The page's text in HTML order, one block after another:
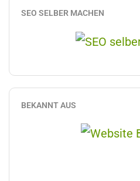
SEO SELBER MACHEN
BEKANNT AUS